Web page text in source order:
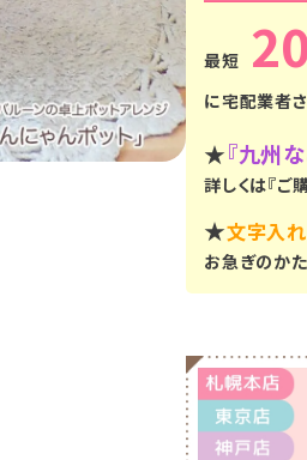
に宅配業者
★『九州
詳しくは『ご
★文字入
お急ぎのか